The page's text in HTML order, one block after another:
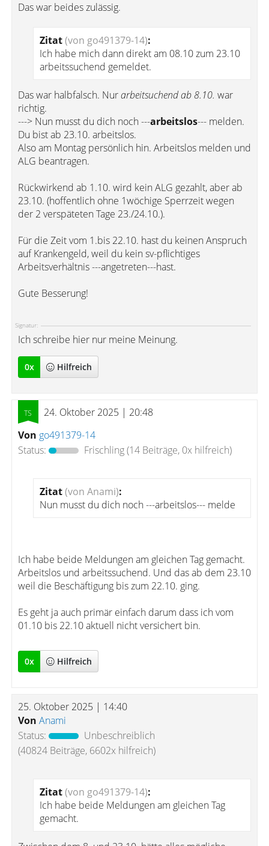
Das war beides zulässig.
Zitat(von go491379-14):
Ich habe mich dann direkt am 08.10 zum 23.10
arbeitssuchend gemeldet.
Das war halbfalsch. Nurarbeitsuchend ab 8.10. war
richtig.
---> Nun musst du dich noch ---arbeitslos--- melden.
Du bist ab 23.10. arbeitslos.
Also am Montag persönlich hin. Arbeitslos melden und
ALG beantragen.
Rückwirkend ab 1.10. wird kein ALG gezahlt, aber ab
23.10. (hoffentlich ohne 1wöchige Sperrzeit wegen
der 2 verspäteten Tage 23./24.10.).
Für die Zeit vom 1.bis 22.10. hast du keinen Anspruch
auf Krankengeld, weil du kein sv-pflichtiges
Arbeitsverhältnis ---angetreten---hast.
Gute Besserung!
Signatur:
Ich schreibe hier nur meine Meinung.
0x Hilfreich
24. Oktober 2025 | 20:48
Von go491379-14
Status:
Frischling(14 Beiträge, 0x hilfreich)
Zitat(von Anami):
Nun musst du dich noch ---arbeitslos--- melde
Ich habe beide Meldungen am gleichen Tag gemacht.
Arbeitslos und arbeitssuchend. Und das ab dem 23.10
weil die Beschäftigung bis zum 22.10. ging.
Es geht ja auch primär einfach darum dass ich vom
01.10 bis 22.10 aktuell nicht versichert bin.
0x Hilfreich
25. Oktober 2025 | 14:40
Von Anami
Status:
Unbeschreiblich
(40824 Beiträge, 6602x hilfreich)
Zitat(von go491379-14):
Ich habe beide Meldungen am gleichen Tag
gemacht.